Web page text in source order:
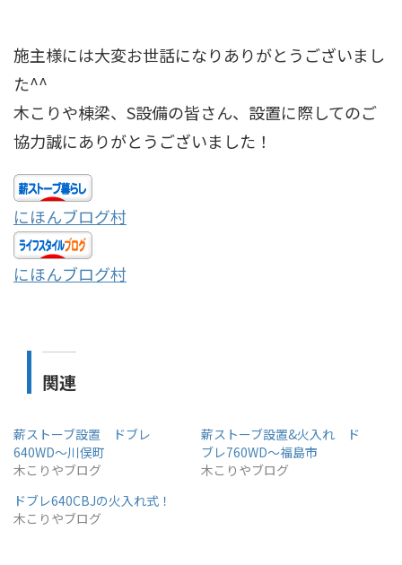
施主様には大変お世話になりありがとうございまし
た^^
木こりや棟梁、S設備の皆さん、設置に際してのご
協力誠にありがとうございました！
にほんブログ村
にほんブログ村
関連
薪ストーブ設置 ドブレ
640WD～川俣町
木こりやブログ
薪ストーブ設置&火入れ ド
ブレ760WD～福島市
木こりやブログ
ドブレ640CBJの火入れ式！
木こりやブログ